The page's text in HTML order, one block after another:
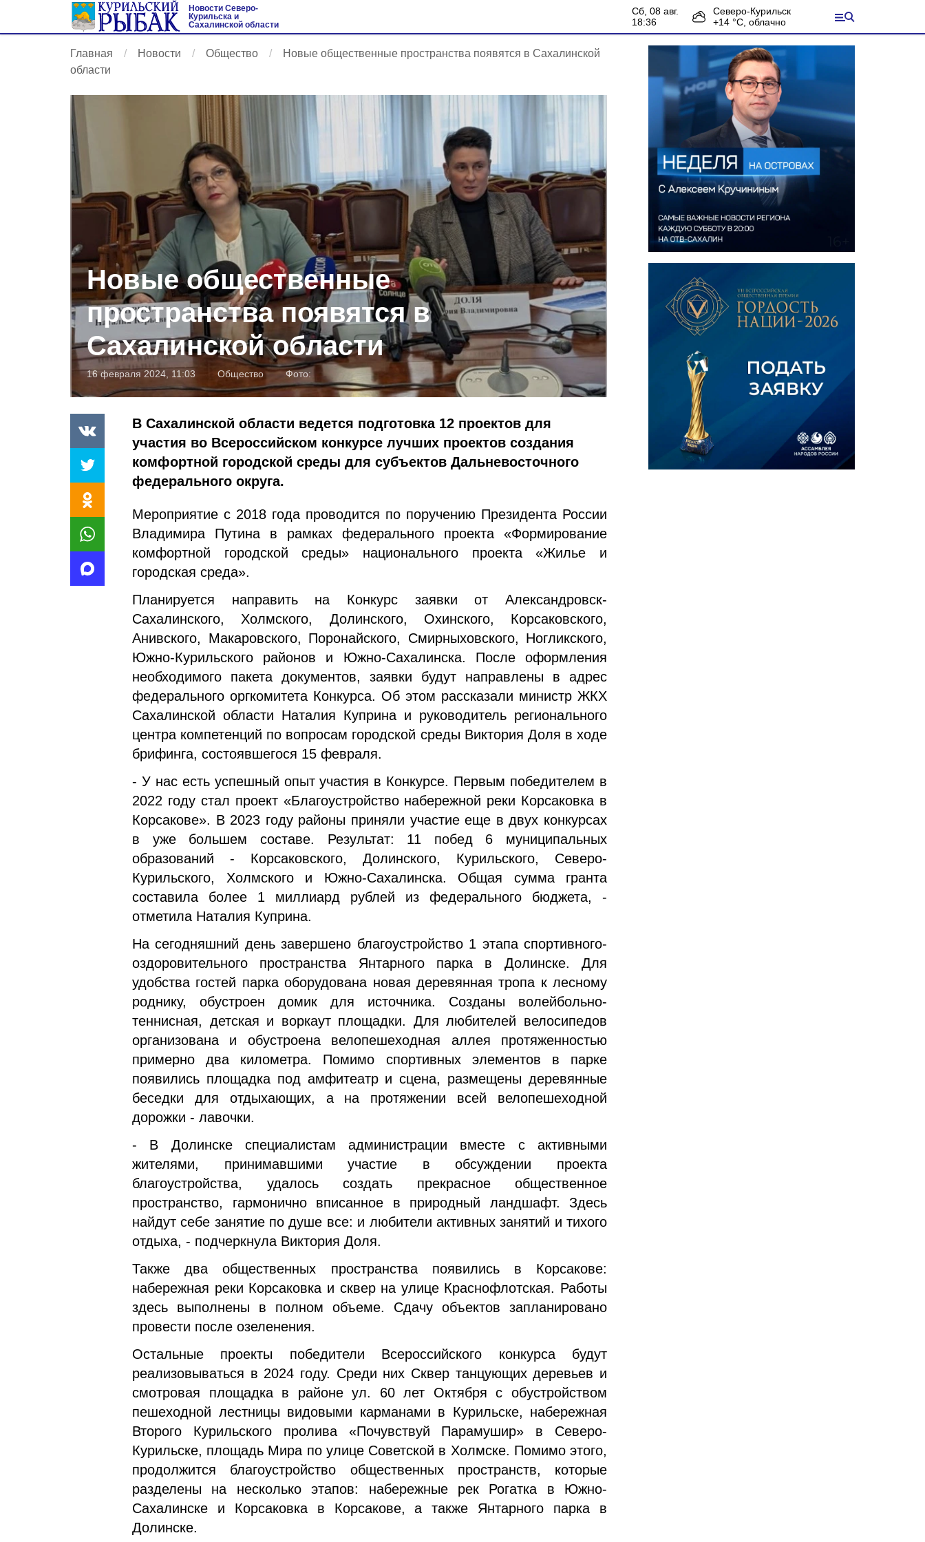
Новости Северо-
Курильска и
Сахалинской области
сб, 08 авг.
18:36
Северо-Курильск
+14 °С, облачно
Главная Новости Общество
Новые общественные пространства появятся в Сахалинской
области
Новые общественные
пространства появятся в
Сахалинской области
16 февраля 2024, 11:03 Общество Фото:
В Сахалинской области ведется подготовка 12 проектов для
участия во Всероссийском конкурсе лучших проектов создания
комфортной городской среды для субъектов Дальневосточного
федерального округа.
Мероприятие с 2018 года проводится по поручению Президента России
Владимира Путина в рамках федерального проекта «Формирование
комфортной городской среды» национального проекта «Жилье и
городская среда».
Планируется направить на Конкурс заявки от Александровск-
Сахалинского, Холмского, Долинского, Охинского, Корсаковского,
Анивского, Макаровского, Поронайского, Смирныховского, Ногликского,
Южно-Курильского районов и Южно-Сахалинска. После оформления
необходимого пакета документов, заявки будут направлены в адрес
федерального оргкомитета Конкурса. Об этом рассказали министр ЖКХ
Сахалинской области Наталия Куприна и руководитель регионального
центра компетенций по вопросам городской среды Виктория Доля в ходе
брифинга, состоявшегося 15 февраля.
- У нас есть успешный опыт участия в Конкурсе. Первым победителем в
2022 году стал проект «Благоустройство набережной реки Корсаковка в
Корсакове». В 2023 году районы приняли участие еще в двух конкурсах
в уже большем составе. Результат: 11 побед 6 муниципальных
образований - Корсаковского, Долинского, Курильского, Северо-
Курильского, Холмского и Южно-Сахалинска. Общая сумма гранта
составила более 1 миллиард рублей из федерального бюджета, -
отметила Наталия Куприна.
На сегодняшний день завершено благоустройство 1 этапа спортивного-
оздоровительного пространства Янтарного парка в Долинске. Для
удобства гостей парка оборудована новая деревянная тропа к лесному
роднику, обустроен домик для источника. Созданы волейбольно-
теннисная, детская и воркаут площадки. Для любителей велосипедов
организована и обустроена велопешеходная аллея протяженностью
примерно два километра. Помимо спортивных элементов в парке
появились площадка под амфитеатр и сцена, размещены деревянные
беседки для отдыхающих, а на протяжении всей велопешеходной
дорожки - лавочки.
- В Долинске специалистам администрации вместе с активными
жителями, принимавшими участие в обсуждении проекта
благоустройства, удалось создать прекрасное общественное
пространство, гармонично вписанное в природный ландшафт. Здесь
найдут себе занятие по душе все: и любители активных занятий и тихого
отдыха, - подчеркнула Виктория Доля.
Также два общественных пространства появились в Корсакове:
набережная реки Корсаковка и сквер на улице Краснофлотская. Работы
здесь выполнены в полном объеме. Сдачу объектов запланировано
провести после озеленения.
Остальные проекты победители Всероссийского конкурса будут
реализовываться в 2024 году. Среди них Сквер танцующих деревьев и
смотровая площадка в районе ул. 60 лет Октября с обустройством
пешеходной лестницы видовыми карманами в Курильске, набережная
Второго Курильского пролива «Почувствуй Парамушир» в Северо-
Курильске, площадь Мира по улице Советской в Холмске. Помимо этого,
продолжится благоустройство общественных пространств, которые
разделены на несколько этапов: набережные рек Рогатка в Южно-
Сахалинске и Корсаковка в Корсакове, а также Янтарного парка в
Долинске.